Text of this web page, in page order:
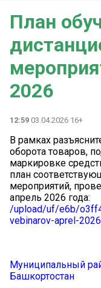
План
2026
12:59 03.04.2026 16+
В рамках
оборота товаров,
маркировке
план
мероприятий,
апрель 2026 года:
/upload/uf/e6b/
vebinarov-aprel-
Муниципальный
Башкортостан